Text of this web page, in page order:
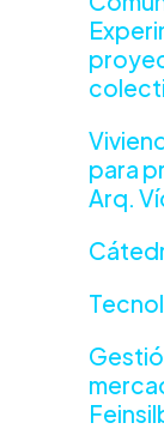
para
Arq.